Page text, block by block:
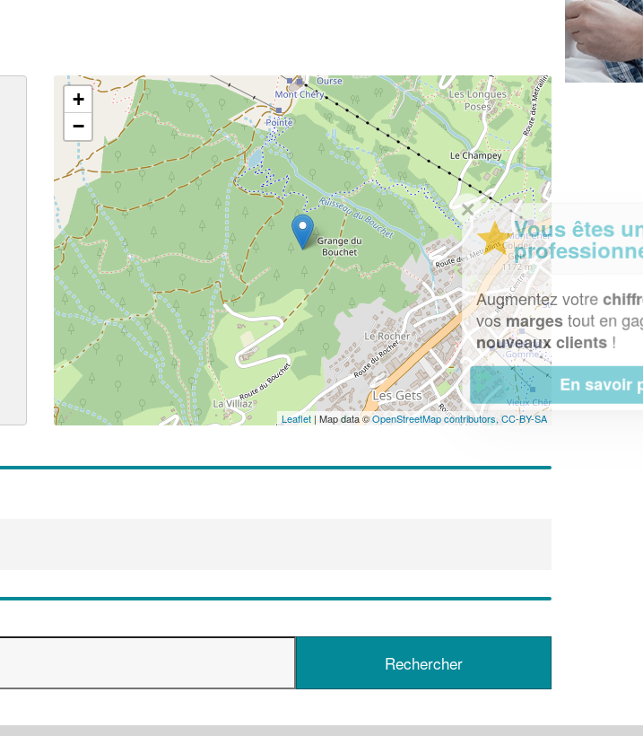
+
−
Leaflet | Map data ©OpenStreetMap contributors, CC-BY-SA
✕
Vous êtes un
professionnel ?
Augmentez votrechiffre d'affaireset
vosmargestout en gagnant de
nouveaux clients!
En savoir plus